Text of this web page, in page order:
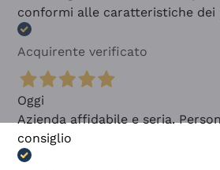
conformi alle caratteristiche dei
Acquirente verificato
Oggi
Azienda affidabile e seria.
consiglio